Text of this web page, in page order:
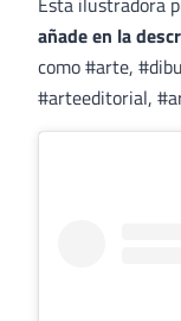
añade en la
como #arte,
#arteeditorial,